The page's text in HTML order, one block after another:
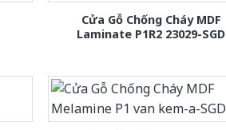
Cửa Gỗ Chống Cháy MDF
Laminate P1R2 23029-SGD